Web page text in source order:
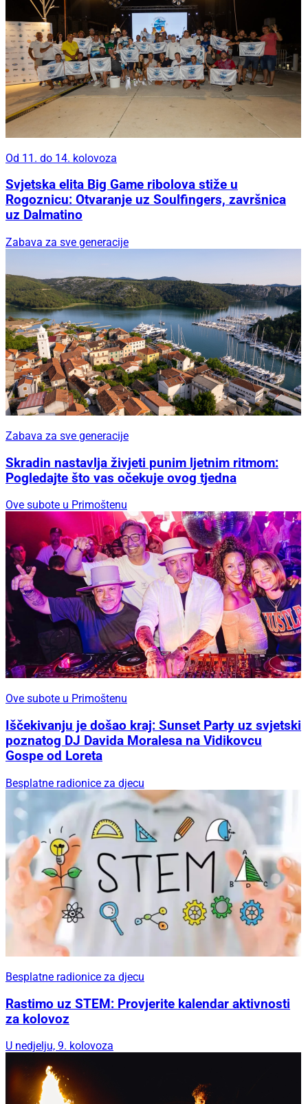
Od 11. do 14. kolovoza
Svjetska elita Big Game ribolova stiže u
Rogoznicu: Otvaranje uz Soulfingers, završnica
uz Dalmatino
Zabava za sve generacije
Zabava za sve generacije
Skradin nastavlja živjeti punim ljetnim ritmom:
Pogledajte što vas očekuje ovog tjedna
Ove subote u Primoštenu
Ove subote u Primoštenu
Iščekivanju je došao kraj: Sunset Party uz svjetski
poznatog DJ Davida Moralesa na Vidikovcu
Gospe od Loreta
Besplatne radionice za djecu
Besplatne radionice za djecu
Rastimo uz STEM: Provjerite kalendar aktivnosti
za kolovoz
U nedjelju, 9. kolovoza